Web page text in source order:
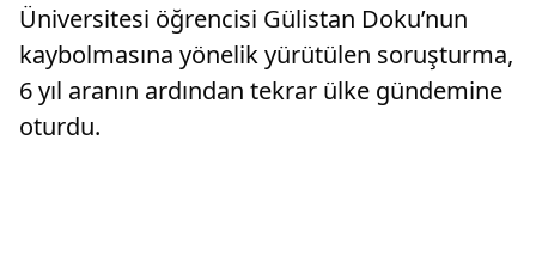
Üniversitesi öğrencisi Gülistan Doku’nun
kaybolmasına yönelik yürütülen soruşturma,
6 yıl aranın ardından tekrar ülke gündemine
oturdu.